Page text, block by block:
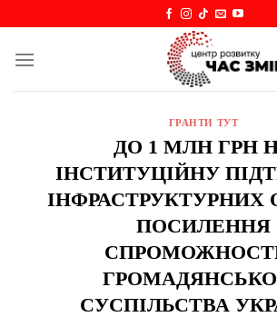
content
ГРАНТИ ТУТ
ДО 1 МЛН ГРН
ІНСТИТУЦІЙНУ
ІНФРАСТРУКТУРНИХ
ПОСИЛЕННЯ
СУСПІЛЬСТВА